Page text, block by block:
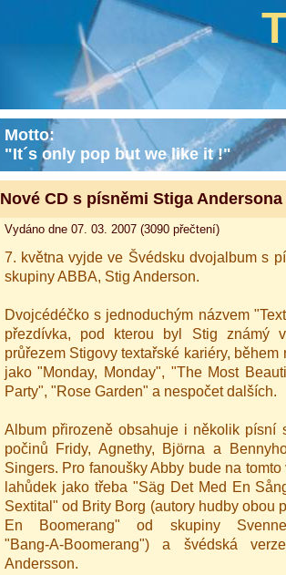
Motto:
"It´s only pop but we like it !"
Nové CD s písněmi Stiga Andersona
Vydáno dne 07. 03. 2007 (3090 přečtení)
7. května vyjde ve Švédsku dvojalbum s
skupiny ABBA, Stig Anderson.
Dvojcédéčko s jednoduchým názvem
přezdívka, pod kterou byl Stig známý
průřezem Stigovy textařské kariéry,
jako "Monday, Monday", "The Most
Party", "Rose Garden" a nespočet dalších.
Album přirozeně obsahuje i několik písní
počinů Fridy, Agnethy, Björna a
Singers. Pro fanoušky Abby bude na
lahůdek jako třeba "Säg Det Med En
Sextital" od Brity Borg (autory hudby obou
En Boomerang" od skupiny
"Bang‑A‑Boomerang") a švédská
Andersson.